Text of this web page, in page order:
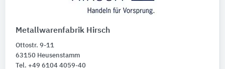
Metallwarenfabrik Hirsch
Ottostr. 9-11
63150 Heusenstamm
Tel. +49 6104 4059-40